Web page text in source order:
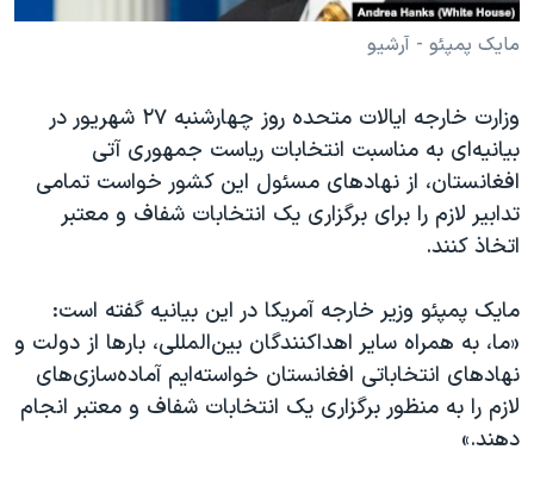
گالری عکس
اعتراضات زن، زندگی، آزادی
تریبونال مردمی آبان ۹۸
دادگاه حمید نوری
چهل سال گروگان‌گیری
قانون شفافیت دارائی کادر رهبری ایران
اسرائیل در جنگ
نرگس محمدی برنده جایزه نوبل صلح
همایش محافظه‌کاران آمریکا «سی‌پک»
مایک پمپئو - آرشیو
وزارت خارجه ایالات متحده روز چهارشنبه ۲۷ شهریور در
بیانیه‌ای به مناسبت انتخابات ریاست جمهوری آتی
افغانستان، از نهادهای مسئول این کشور خواست تمامی
تدابیر لازم را برای برگزاری یک انتخابات شفاف و معتبر
اتخاذ کنند.
مایک پمپئو وزیر خارجه آمریکا در این بیانیه گفته است:
«ما، به همراه سایر اهداکنندگان بین‌المللی، بارها از دولت و
نهادهای انتخاباتی افغانستان خواسته‌ایم آماده‌سازی‌های
لازم را به منظور برگزاری یک انتخابات شفاف و معتبر انجام
دهند.»